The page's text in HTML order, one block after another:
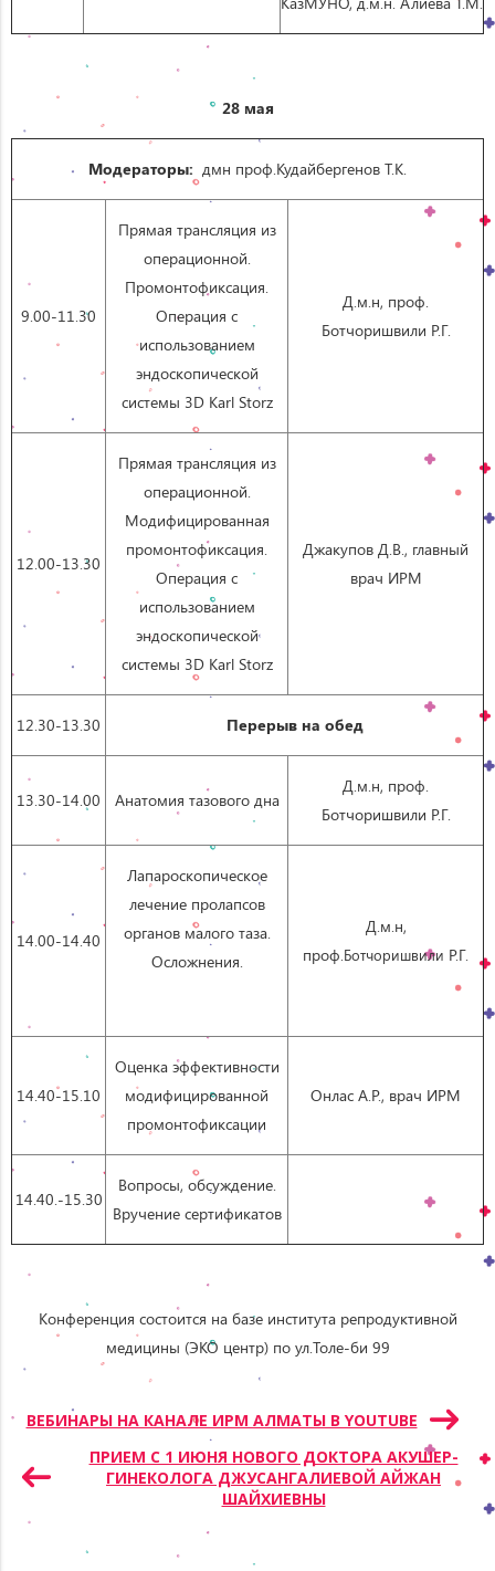
28 мая
Модераторы: дмн проф.Кудайбергенов Т.К.
9.00-11.30
Прямая трансляция из
операционной.
Промонтофиксация.
Операция с
использованием
эндоскопической
системы 3D Karl Storz
Д.м.н, проф.
Ботчоришвили Р.Г.
12.00-13.30
Прямая трансляция из
операционной.
Модифицированная
промонтофиксация.
Операция с
использованием
эндоскопической
системы 3D Karl Storz
Джакупов Д.В., главный
врач ИРМ
12.30-13.30 Перерыв на обед
13.30-14.00 Анатомия тазового дна
Д.м.н, проф.
Ботчоришвили Р.Г.
14.00-14.40
Лапароскопическое
лечение пролапсов
органов малого таза.
Осложнения.
Д.м.н,
проф. Ботчоришвили Р.Г.
14.40-15.10
Оценка эффективности
модифицированной
промонтофиксации
Онлас А.Р., врач ИРМ
14.40.-15.30
Вопросы, обсуждение.
Вручение сертификатов
Конференция состоится на базе института репродуктивной
медицины (ЭКО центр) по ул.Толе-би 99
Навигация
записям
ВЕБИНАРЫ НА КАНАЛЕ ИРМ АЛМАТЫ В YOUTUBE
ПРИЕМ С 1 ИЮНЯ НОВОГО ДОКТОРА АКУШЕР-
ГИНЕКОЛОГА ДЖУСАНГАЛИЕВОЙ АЙЖАН
ШАЙХИЕВНЫ